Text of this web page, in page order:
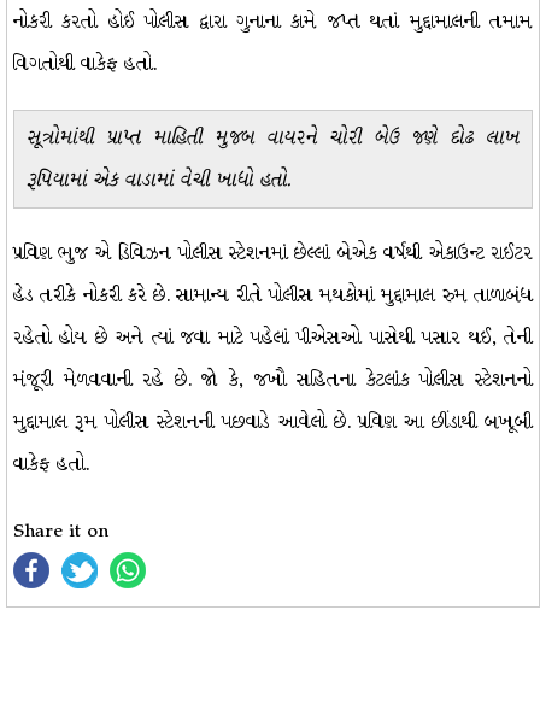
નોકરી કરતો હોઈ પોલીસ દ્વારા ગુનાના કામે જપ્ત થતાં મુદ્દામાલની તમામ
વિગતોથી વાકેફ હતો.
સૂત્રોમાંથી પ્રાપ્ત માહિતી મુજબ વાયરને ચોરી બેઉ જણે દોઢ લાખ
રૂપિયામાં એક વાડામાં વેચી ખાધો હતો.
પ્રવિણ ભુજ એ ડિવિઝન પોલીસ સ્ટેશનમાં છેલ્લાં બેએક વર્ષથી એકાઉન્ટ રાઈટર
હેડ તરીકે નોકરી કરે છે. સામાન્ય રીતે પોલીસ મથકોમાં મુદ્દામાલ રુમ તાળાબંધ
રહેતો હોય છે અને ત્યાં જવા માટે પહેલાં પીએસઓ પાસેથી પસાર થઈ, તેની
મંજૂરી મેળવવાની રહે છે. જો કે, જખૌ સહિતના કેટલાંક પોલીસ સ્ટેશનનો
મુદ્દામાલ રૂમ પોલીસ સ્ટેશનની પછવાડે આવેલો છે. પ્રવિણ આ છીંડાથી બખૂબી
વાકેફ હતો.
Share it on